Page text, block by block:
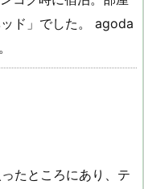
ド」でした。 agoda
たところにあり、テ